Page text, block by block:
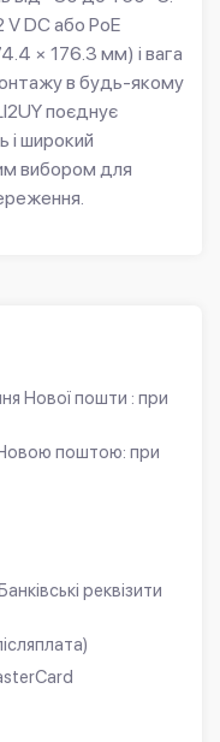
DC або PoE
× 176.3 мм) і вага
в будь-якому
поєднує
і широкий
вибором для
Нової пошти : при
поштою: при
реквізити